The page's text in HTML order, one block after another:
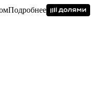
Подробнее